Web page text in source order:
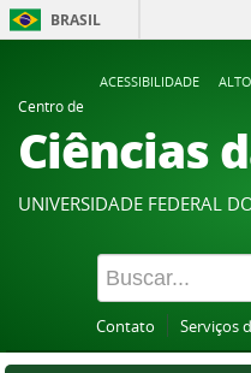
BRASIL
ACESSIBILIDADE
Centro de
Ciências
UNIVERSIDADE FEDERAL
Contato Serviços